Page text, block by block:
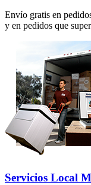
Envío gratis en
y en pedidos que
Servicios Local